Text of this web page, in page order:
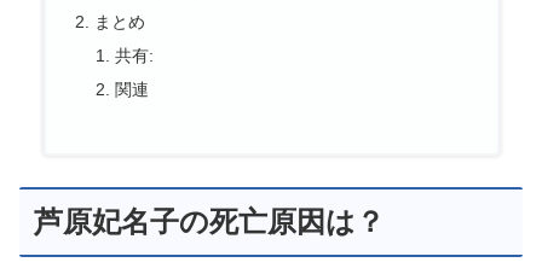
まとめ
共有:
関連
芦原妃名子の死亡原因は？